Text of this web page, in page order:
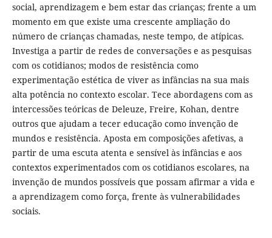
social, aprendizagem e bem estar das crianças; frente a um
momento em que existe uma crescente ampliação do
número de crianças chamadas, neste tempo, de atípicas.
Investiga a partir de redes de conversações e as pesquisas
com os cotidianos; modos de resistência como
experimentação estética de viver as infâncias na sua mais
alta potência no contexto escolar. Tece abordagens com as
intercessões teóricas de Deleuze, Freire, Kohan, dentre
outros que ajudam a tecer educação como invenção de
mundos e resistência. Aposta em composições afetivas, a
partir de uma escuta atenta e sensível às infâncias e aos
contextos experimentados com os cotidianos escolares, na
invenção de mundos possíveis que possam afirmar a vida e
a aprendizagem como força, frente às vulnerabilidades
sociais.